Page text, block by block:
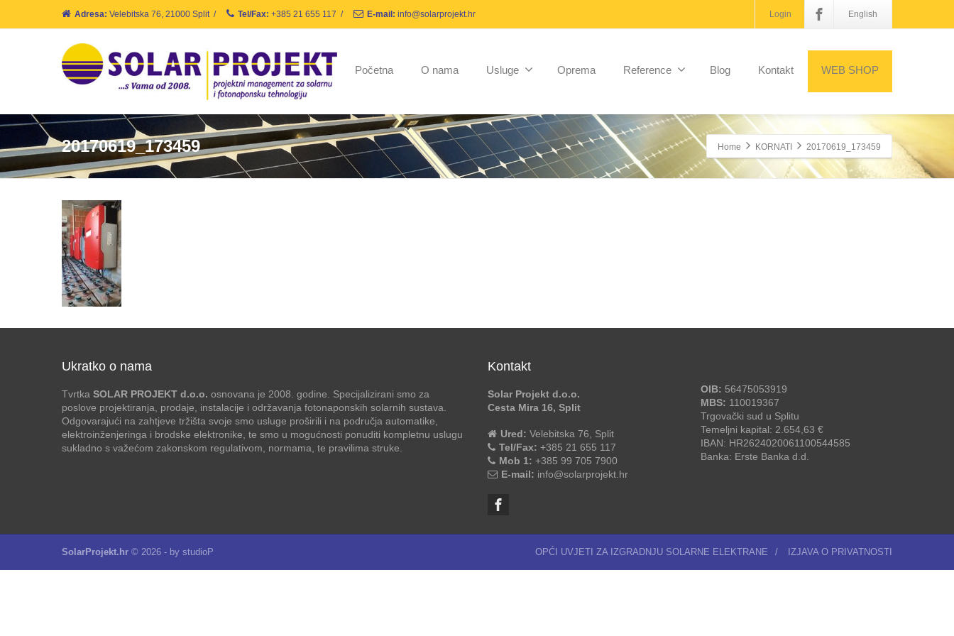
Adresa: Velebitska 76, 21000 Split / Tel/Fax: +385 21 655 117 / E-mail: info@solarprojekt.hr Login English
Početna O nama Usluge Oprema Reference Blog Kontakt WEB SHOP
20170619_173459 Home KORNATI 20170619_173459
Ukratko o nama
Tvrtka SOLAR PROJEKT d.o.o. osnovana je 2008. godine. Specijalizirani smo za
poslove projektiranja, prodaje, instalacije i održavanja fotonaponskih solarnih sustava.
Odgovarajući na zahtjeve tržišta svoje smo usluge proširili i na područja automatike,
elektroinženjeringa i brodske elektronike, te smo u mogućnosti ponuditi kompletnu uslugu
sukladno s važećom zakonskom regulativom, normama, te pravilima struke.
Kontakt
Solar Projekt d.o.o.
Cesta Mira 16, Split
Ured: Velebitska 76, Split
Tel/Fax: +385 21 655 117
Mob 1: +385 99 705 7900
E-mail: info@solarprojekt.hr
OIB: 56475053919
MBS: 110019367
Trgovački sud u Splitu
Temeljni kapital: 2.654,63 €
IBAN: HR2624020061100544585
Banka: Erste Banka d.d.
SolarProjekt.hr © 2026 - by studioP OPĆI UVJETI ZA IZGRADNJU SOLARNE ELEKTRANE / IZJAVA O PRIVATNOSTI